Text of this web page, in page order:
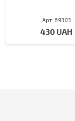
Арт: 69303
430 UAH